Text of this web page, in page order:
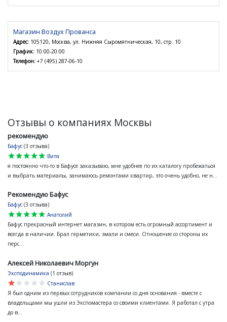
Магазин Воздух Прованса
Адрес: 105120, Москва, ул. Нижняя Сыромятническая, 10, стр. 10
График: 10:00-20:00
Телефон: +7 (495) 287-06-10
Отзывы о компаниях Москвы
рекомендую
Бафус (3 отзыва)
star
star
star
star
star
Витя
я постоянно что-то в Бафусе заказываю, мне удобнее по их каталогу пробежаться
и выбрать материалы, занимаюсь ремонтами квартир, это очень удобно, не н...
Рекомендую Бафус
Бафус (3 отзыва)
star
star
star
star
star
Анатолий
Бафус прекрасный интернет магазин, в котором есть огромный ассортимент и
всегда в наличии. Брал герметики, эмали и смеси. Отношение со стороны их
перс...
Алексей Николаевич Моргун
Эксподинамика (1 отзыв)
star
star
star
star
star
Станислав
Я был одним из первых сотрудников компании со дня основания - вместе с
владельцами мы ушли из Экспомастера со своими клиентами. Я работал с утра
до в...